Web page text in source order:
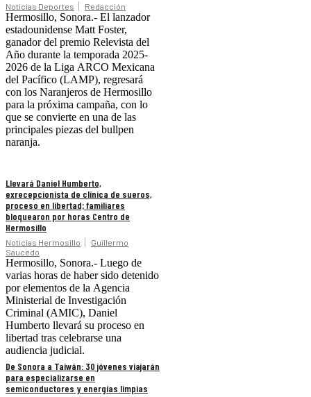
Noticias Deportes Redacción
Hermosillo, Sonora.- El lanzador
estadounidense Matt Foster,
ganador del premio Relevista del
Año durante la temporada 2025-
2026 de la Liga ARCO Mexicana
del Pacífico (LAMP), regresará
con los Naranjeros de Hermosillo
para la próxima campaña, con lo
que se convierte en una de las
principales piezas del bullpen
naranja.
Llevará Daniel Humberto,
exrecepcionista de clínica de sueros,
proceso en libertad; familiares
bloquearon por horas Centro de
Hermosillo
Noticias Hermosillo
Guillermo
Saucedo
Hermosillo, Sonora.- Luego de
varias horas de haber sido detenido
por elementos de la Agencia
Ministerial de Investigación
Criminal (AMIC), Daniel
Humberto llevará su proceso en
libertad tras celebrarse una
audiencia judicial.
De Sonora a Taiwán: 30 jóvenes viajarán
para especializarse en
semiconductores y energías limpias